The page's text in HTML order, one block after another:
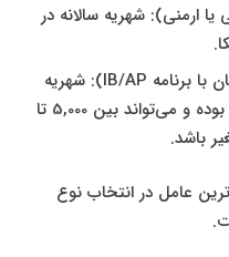
شهریه سالانه در
مدارس بین‌المللی (انگلیسی زبان با برنامه IB/AP): شهریه
سالانه به طور چشمگیری بالاتر بوده و می‌تواند بین 5,000 تا
عامل در انتخاب نوع